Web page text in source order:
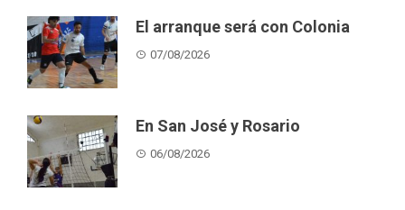
El arranque será con Colonia
07/08/2026
En San José y Rosario
06/08/2026